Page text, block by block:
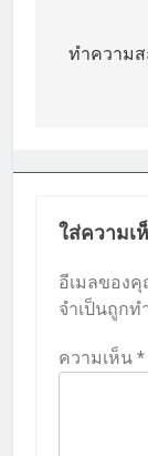
เรื่อง
ทำความส
ใส่ความเ
อีเมลของ
จำเป็นถูกท
ความเห็น *